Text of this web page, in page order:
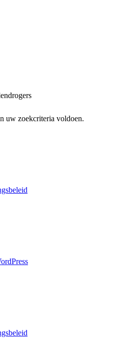
uw zoekcriteria voldoen.